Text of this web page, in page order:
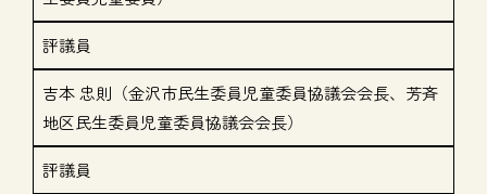
評議員
吉本 忠則（金沢市民生委員児童委員協議会会長、芳斉
地区民生委員児童委員協議会会長）
評議員